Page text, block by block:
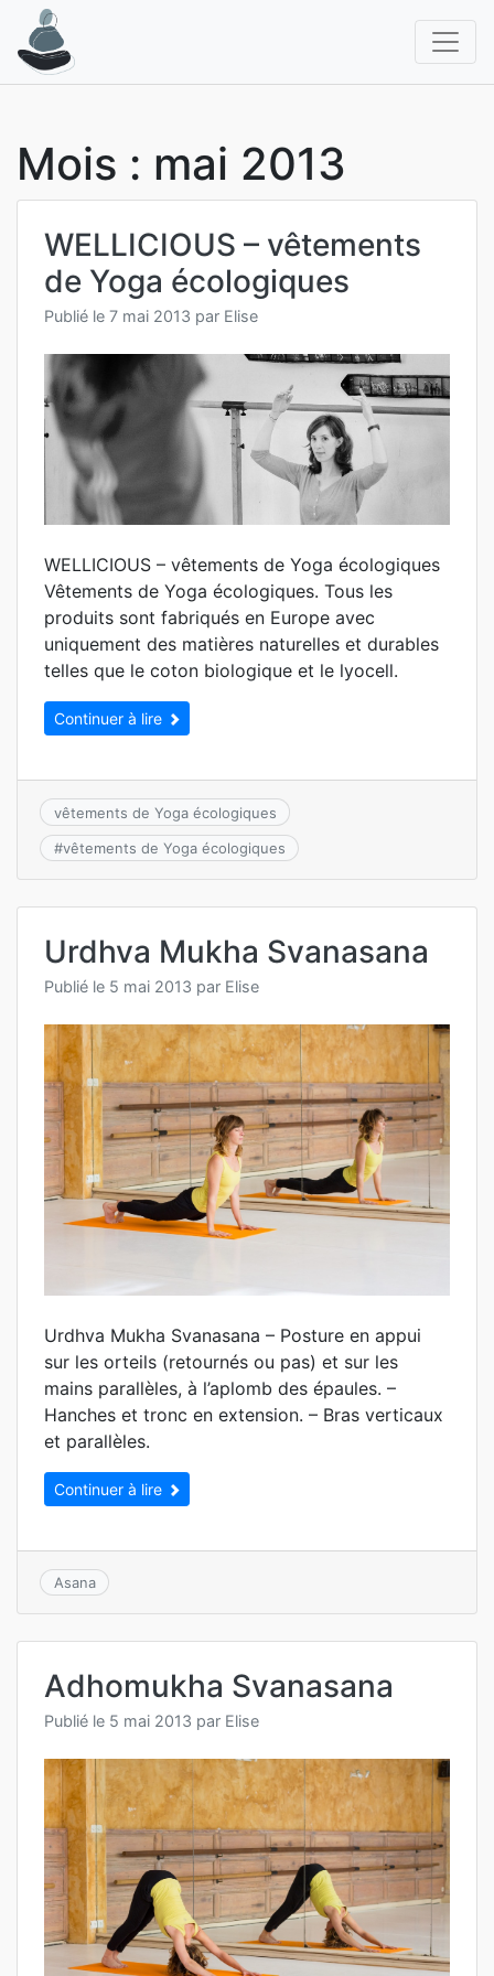
contenu
Mois : mai 2013
WELLICIOUS – vêtements
de Yoga écologiques
Publié le 7 mai 2013 par Elise
WELLICIOUS – vêtements de Yoga écologiques
Vêtements de Yoga écologiques. Tous les
produits sont fabriqués en Europe avec
uniquement des matières naturelles et durables
telles que le coton biologique et le lyocell.
Continuer à lire
vêtements de Yoga écologiques
#vêtements de Yoga écologiques
Urdhva Mukha Svanasana
Publié le 5 mai 2013 par Elise
Urdhva Mukha Svanasana – Posture en appui
sur les orteils (retournés ou pas) et sur les
mains parallèles, à l’aplomb des épaules. –
Hanches et tronc en extension. – Bras verticaux
et parallèles.
Continuer à lire
Asana
Adhomukha Svanasana
Publié le 5 mai 2013 par Elise